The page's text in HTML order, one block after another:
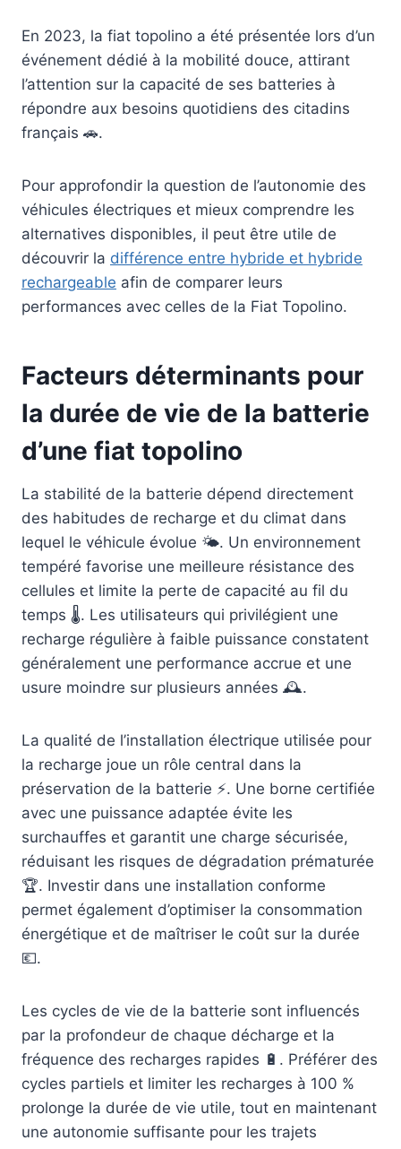
En 2023, la fiat topolino a été présentée lors d’un
événement dédié à la mobilité douce, attirant
l’attention sur la capacité de ses batteries à
répondre aux besoins quotidiens des citadins
français 🚗.
Pour approfondir la question de l’autonomie des
véhicules électriques et mieux comprendre les
alternatives disponibles, il peut être utile de
découvrir la différence entre hybride et hybride
rechargeable afin de comparer leurs
performances avec celles de la Fiat Topolino.
Facteurs déterminants pour
la durée de vie de la batterie
d’une fiat topolino
La stabilité de la batterie dépend directement
des habitudes de recharge et du climat dans
lequel le véhicule évolue 🌤️. Un environnement
tempéré favorise une meilleure résistance des
cellules et limite la perte de capacité au fil du
temps 🌡️. Les utilisateurs qui privilégient une
recharge régulière à faible puissance constatent
généralement une performance accrue et une
usure moindre sur plusieurs années 🕰️.
La qualité de l’installation électrique utilisée pour
la recharge joue un rôle central dans la
préservation de la batterie ⚡. Une borne certifiée
avec une puissance adaptée évite les
surchauffes et garantit une charge sécurisée,
réduisant les risques de dégradation prématurée
🏆. Investir dans une installation conforme
permet également d’optimiser la consommation
énergétique et de maîtriser le coût sur la durée
💶.
Les cycles de vie de la batterie sont influencés
par la profondeur de chaque décharge et la
fréquence des recharges rapides 🔋. Préférer des
cycles partiels et limiter les recharges à 100 %
prolonge la durée de vie utile, tout en maintenant
une autonomie suffisante pour les trajets